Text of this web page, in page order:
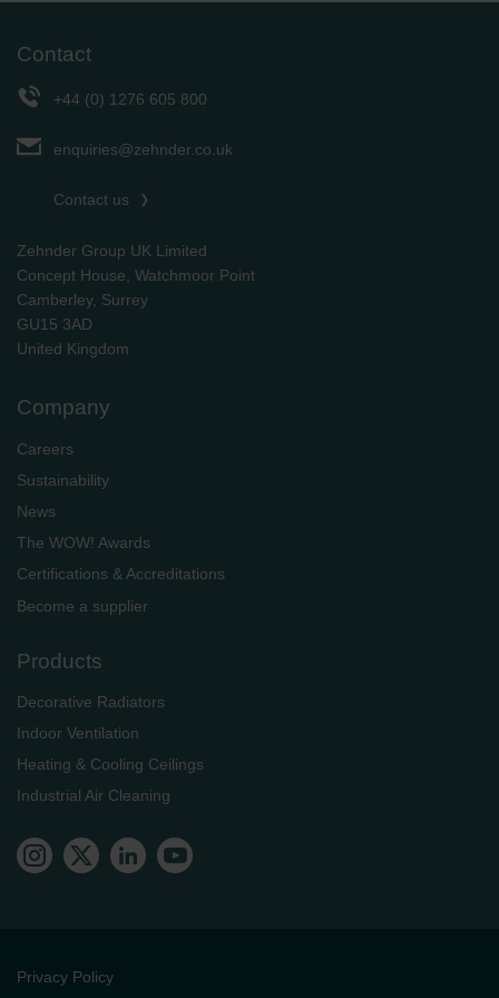
Zehnder Group Sales International: Privacy Policy
Zehnder Group Schweiz AG: Datenschutz
Zehnder Polska Sp. z o.o.: Oświadczenie o ochronie
danych Zehnder
Zehnder Group UK Limited: Privacy Policy
Contact
+44 (0) 1276 605 800
enquiries@zehnder.co.uk
Contact us
Zehnder Group UK Limited
Concept House, Watchmoor Point
Camberley, Surrey
GU15 3AD
​​​​​​​United Kingdom
Company
Careers
Sustainability
News
The WOW! Awards
Certifications & Accreditations
Become a supplier
Products
Decorative Radiators
Indoor Ventilation
Heating & Cooling Ceilings
Industrial Air Cleaning
Privacy Policy